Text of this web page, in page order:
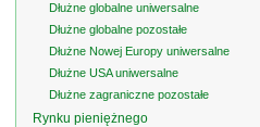
Dłużne globalne uniwersalne
Dłużne globalne pozostałe
Dłużne Nowej Europy uniwersalne
Dłużne USA uniwersalne
Dłużne zagraniczne pozostałe
Rynku pieniężnego